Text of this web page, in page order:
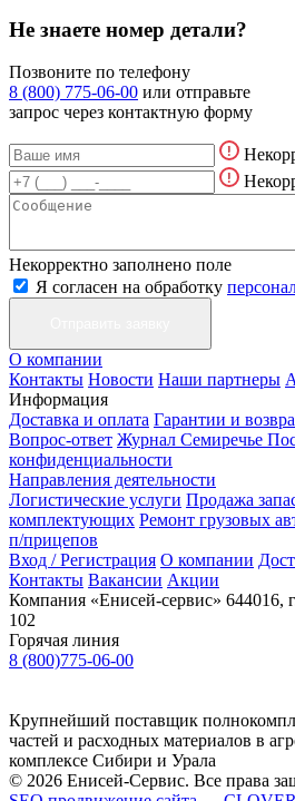
Не знаете номер детали?
Позвоните по телефону
8 (800) 775-06-00 или отправьте
запрос через контактную форму
Некорректно заполнено поле
Я согласен на обработку
О компании
Контакты Новости Наши партнеры
Информация
Доставка и оплата Гарантии и
Вопрос-ответ Журнал Семиречье
конфиденциальности
Направления деятельности
Логистические услуги Продажа
комплектующих Ремонт грузовых
п/прицепов
Вход / Регистрация О компании
Контакты Вакансии Акции
Компания «Енисей-сервис» 644016,
102
Горячая линия
8 (800)775-06-00
Крупнейший поставщик
частей и расходных материалов в
комплексе Сибири и Урала
© 2026 Енисей-Сервис. Все права